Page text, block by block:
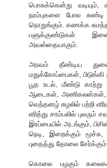
பொசுக்கென்று வடியும்,
நரம்புகளை போல
நொறுங்கும். கணக்க
பளுக்குண்டுகள்
அவஸ்தையாகும்.
அரவம் தீண்டிய
மதுக்கோப்பைகள், பிடுங்கி
பூத உடல், மீண்டு காற்று
ஆடைகள், அணிகலன்கள்,
வெந்தனழ் சுழலில் பற்றி
எரித்து சாம்பலில் புலரும்
இரப்பையில் அடங்கும்,
நெடி, இறைக்கும்
புதைத்து தோலை சேர்க்கும்.
கொலை பழகும்